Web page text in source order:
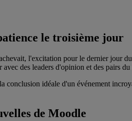
le troisième jour
l'excitation pour le dernier jour
avec des leaders d'opinion et des pairs du
conclusion idéale d'un événement
de Moodle